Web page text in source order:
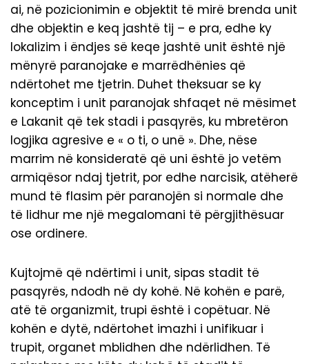
ai, në pozicionimin e objektit të mirë brenda unit
dhe objektin e keq jashtë tij – e pra, edhe ky
lokalizim i ëndjes së keqe jashtë unit është një
mënyrë paranojake e marrëdhënies që
ndërtohet me tjetrin. Duhet theksuar se ky
konceptim i unit paranojak shfaqet në mësimet
e Lakanit që tek stadi i pasqyrës, ku mbretëron
logjika agresive e « o ti, o unë ». Dhe, nëse
marrim në konsideratë që uni është jo vetëm
armiqësor ndaj tjetrit, por edhe narcisik, atëherë
mund të flasim për paranojën si normale dhe
të lidhur me një megalomani të përgjithësuar
ose ordinere.
Kujtojmë që ndërtimi i unit, sipas stadit të
pasqyrës, ndodh në dy kohë. Në kohën e parë,
atë të organizmit, trupi është i copëtuar. Në
kohën e dytë, ndërtohet imazhi i unifikuar i
trupit, organet mblidhen dhe ndërlidhen. Të